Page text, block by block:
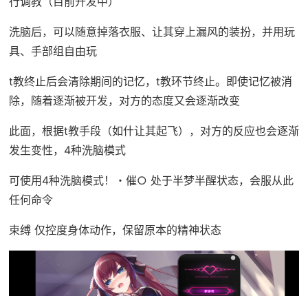
洗脑后，可以随意掉落衣服、让其穿上漏风的装扮，并用玩
具、手部组自由玩
t教终止后会清除期间的记忆，t教环节终止。即使记忆被消
除，随着逐渐被开发，对方的态度又会逐渐改变
此面，根据t教手段（如什让其起飞），对方的反应也会逐渐
发生变性，4种洗脑模式
可使用4种洗脑模式！・催○ 处于半梦半醒状态，会服从此
任何命令
束缚 仅控度身体动作，保留原本的精神状态